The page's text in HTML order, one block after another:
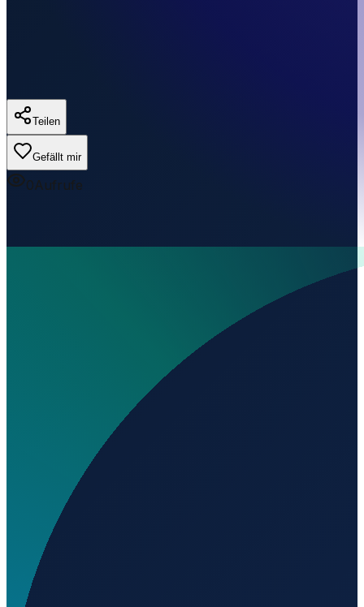
Teilen
Gefällt mir
0Aufrufe